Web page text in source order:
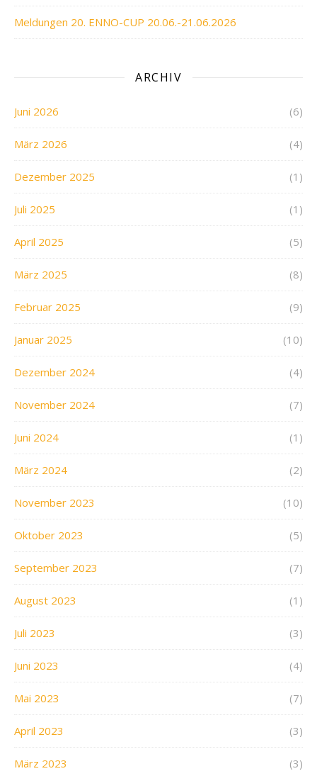
Meldungen 20. ENNO-CUP 20.06.-21.06.2026
ARCHIV
Juni 2026 (6)
März 2026 (4)
Dezember 2025 (1)
Juli 2025 (1)
April 2025 (5)
März 2025 (8)
Februar 2025 (9)
Januar 2025 (10)
Dezember 2024 (4)
November 2024 (7)
Juni 2024 (1)
März 2024 (2)
November 2023 (10)
Oktober 2023 (5)
September 2023 (7)
August 2023 (1)
Juli 2023 (3)
Juni 2023 (4)
Mai 2023 (7)
April 2023 (3)
März 2023 (3)